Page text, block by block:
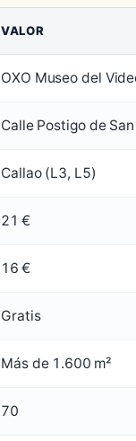
VALOR
OXO Museo del
Calle Postigo de
Callao (L3, L5)
21 €
16 €
Gratis
Más de 1.600 m²
70